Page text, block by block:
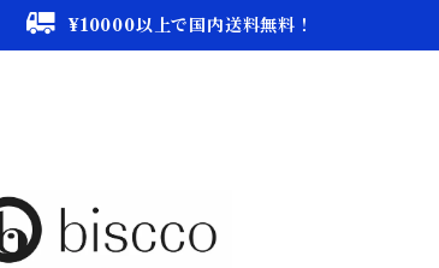
¥10000以上で国内送料無料！